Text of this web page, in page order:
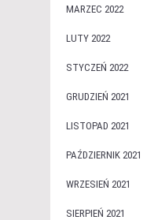
MARZEC 2022
LUTY 2022
STYCZEŃ 2022
GRUDZIEŃ 2021
LISTOPAD 2021
PAŹDZIERNIK 2021
WRZESIEŃ 2021
SIERPIEŃ 2021